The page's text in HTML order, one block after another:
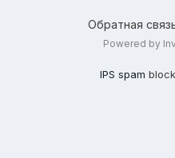
Обратная
Powered by
IPS spam